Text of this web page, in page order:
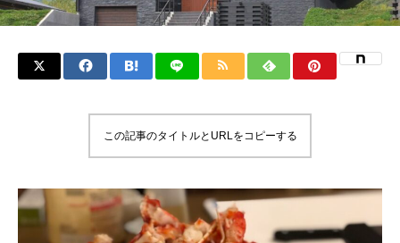
この記事のタイトルとURLをコピーする